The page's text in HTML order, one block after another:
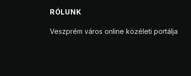
RÓLUNK
Veszprém város online közéleti portálja